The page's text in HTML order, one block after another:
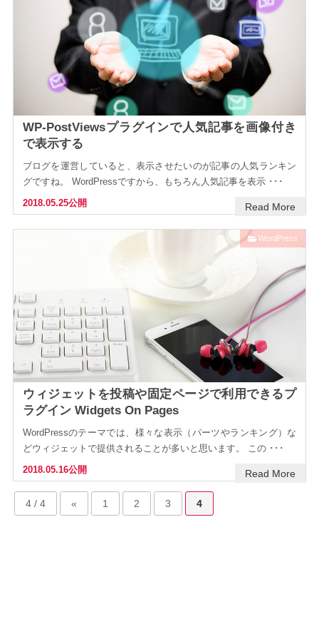
WP-PostViewsプラグインで人気記事を画像付き
で表示する
ブログを運営していると、表示させたいのが記事の人気ランキン
グですね。 WordPressですから、もちろん人気記事を表示 ･･･
2018.05.25公開 Read More
WordPress
ウィジェットを投稿や固定ページで利用できるプ
ラグイン Widgets On Pages
WordPressのテーマでは、様々な表示（パーツやランキング）な
どウィジェットで提供されることが多いと思います。 この ･･･
2018.05.16公開 Read More
4 / 4 « 1 2 3 4